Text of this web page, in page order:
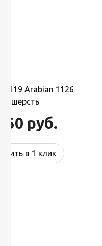
119 Arabian 1126
шерсть
руб.
Купить в 1 клик